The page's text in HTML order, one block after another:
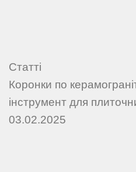
Статті
Коронки по
інструмент для
03.02.2025